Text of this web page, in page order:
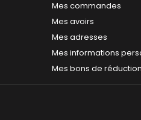
Mes commandes
Mes avoirs
Mes adresses
Mes informations
Mes bons de réduction